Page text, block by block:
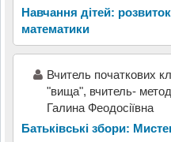
Навчання дітей:
математики
Вчитель початкових
"вища", вчитель-
Галина Феодосіївна
Батьківські збори: